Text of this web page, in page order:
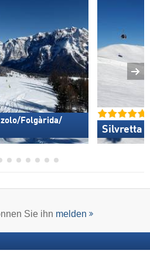
​Folgàrida/​
Silvretta
Sie ihn melden